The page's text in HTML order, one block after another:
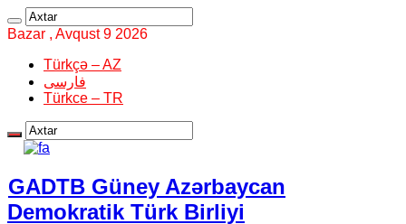
Bazar , Avqust 9 2026
Türkçə – AZ
فارسی
Türkce – TR
GADTB Güney Azərbaycan
Demokratik Türk Birliyi